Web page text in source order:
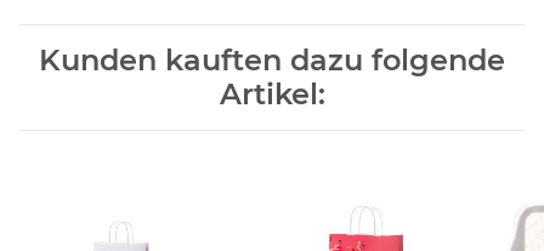
Kunden kauften dazu folgende
Artikel: